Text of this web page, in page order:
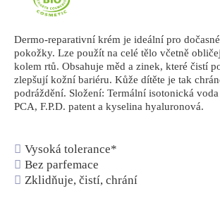
Dermo-reparativní krém je ideální pro
pokožky. Lze použít na celé tělo včetně
kolem rtů. Obsahuje měd a zinek, které čistí
zlepšují kožní bariéru. Kůže dítěte je tak
podráždění. Složení: Termální isotonická
PCA, F.P.D. patent a kyselina hyaluronová.
Vysoká tolerance*
Bez parfemace
Zklidňuje, čistí, chrání